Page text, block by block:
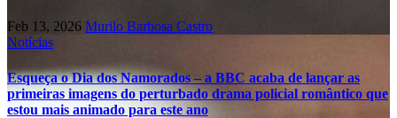
Feb 13, 2026 Murilo Barbosa Castro
Notícias
Esqueça o Dia dos Namorados – a BBC acaba de lançar as
primeiras imagens do perturbado drama policial romântico que
estou mais animado para este ano